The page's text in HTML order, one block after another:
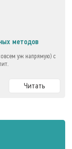
методов
уж напрямую) с
Читать